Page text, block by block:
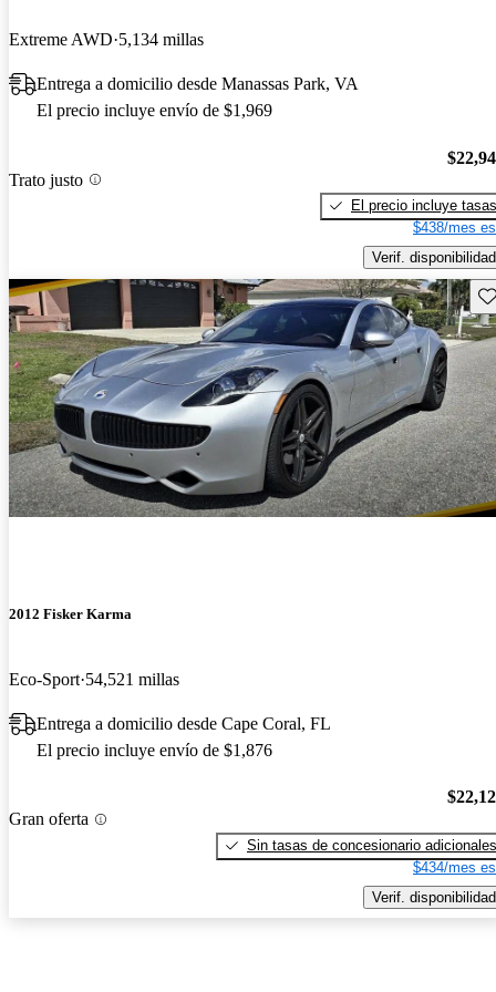
Extreme AWD 5,134 millas
Entrega a domicilio desde Manassas Park, VA
El precio incluye envío de $1,969
Trato justo
El precio incluye tasas
$438/mes
Verif. disponibilidad
2012 Fisker Karma
Eco-Sport 54,521 millas
Entrega a domicilio desde Cape Coral, FL
El precio incluye envío de $1,876
Gran oferta
Sin tasas de concesionario adicionales
$434/mes
Verif. disponibilidad